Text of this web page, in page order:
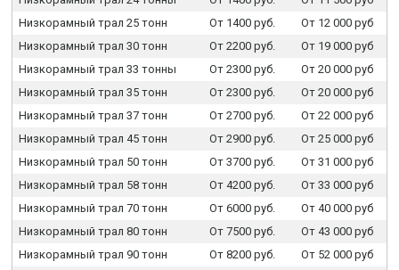
Низкорамный трал 25 тонн
От 1400 руб.
От 12 000 руб
Низкорамный трал 30 тонн
От 2200 руб.
От 19 000 руб
Низкорамный трал 33 тонны
От 2300 руб.
От 20 000 руб
Низкорамный трал 35 тонн
От 2300 руб.
От 20 000 руб
Низкорамный трал 37 тонн
От 2700 руб.
От 22 000 руб
Низкорамный трал 45 тонн
От 2900 руб.
От 25 000 руб
Низкорамный трал 50 тонн
От 3700 руб.
От 31 000 руб
Низкорамный трал 58 тонн
От 4200 руб.
От 33 000 руб
Низкорамный трал 70 тонн
От 6000 руб.
От 40 000 руб
Низкорамный трал 80 тонн
От 7500 руб.
От 43 000 руб
Низкорамный трал 90 тонн
От 8200 руб.
От 52 000 руб